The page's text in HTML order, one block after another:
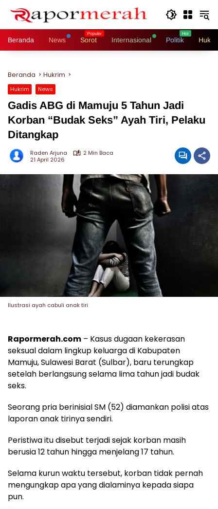
Beranda News Sorot Internasional Politik
Beranda Hukrim
Hukrim News
Gadis ABG di Mamuju 5 Tahun Jadi
Korban “Budak Seks” Ayah Tiri, Pelaku
Ditangkap
Raden Arjuna
2 Min Baca
21 April 2026
Ilustrasi ayah cabuli anak tiri
Rapormerah.com – Kasus dugaan kekerasan
seksual dalam lingkup keluarga di Kabupaten
Mamuju, Sulawesi Barat (Sulbar), baru terungkap
setelah berlangsung selama lima tahun jadi budak
seks.
Seorang pria berinisial SM (52) diamankan polisi atas
laporan anak tirinya sendiri.
Peristiwa itu disebut terjadi sejak korban masih
berusia 12 tahun hingga menjelang 17 tahun.
Selama kurun waktu tersebut, korban tidak pernah
mengungkap apa yang dialaminya kepada siapa
pun.